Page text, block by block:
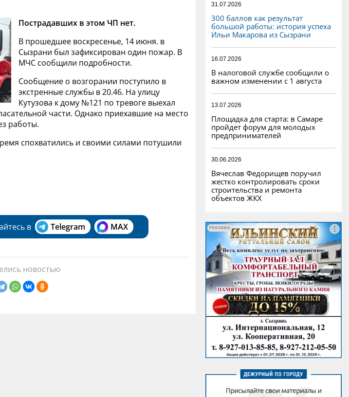
Пострадавших в этом ЧП нет.
В прошедшее воскресенье, 14 июня. в
Сызрани был зафиксирован один пожар. В
МЧС сообщили подробности.
Сообщение о возгорании поступило в
экстренные службы в 20.46. На улицу
Кутузова к дому №121 по тревоге выехал
части. Однако приехавшие на место
работы.
спохватились и своими силами потушили
в Telegram MAX
новостью
31.07.2026
300 баллов как результат
большой работы: история успеха
Ильи Макарова из Сызрани
16.07.2026
В налоговой службе сообщили о
важном изменении с 1 августа
13.07.2026
Площадка для старта: в Самаре
пройдет форум для молодых
предпринимателей
30.06.2026
Вячеслав Федорищев поручил
жестко контролировать сроки
строительства и ремонта
объектов ЖКХ
РЕКЛАМА